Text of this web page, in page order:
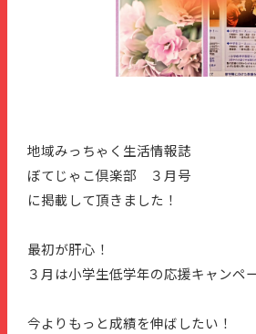
地域みっちゃく生活情報誌
ぼてじゃこ倶楽部 ３月号
に掲載して頂きました！
最初が肝心！
３月は小学生低学年の応援キャンペ
今よりもっと成績を伸ばしたい！